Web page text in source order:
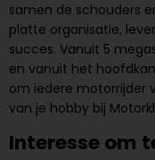
samen de schouders
platte organisatie,
succes. Vanuit 5
en vanuit het
om iedere motorrijder
van je hobby bij
Interesse om